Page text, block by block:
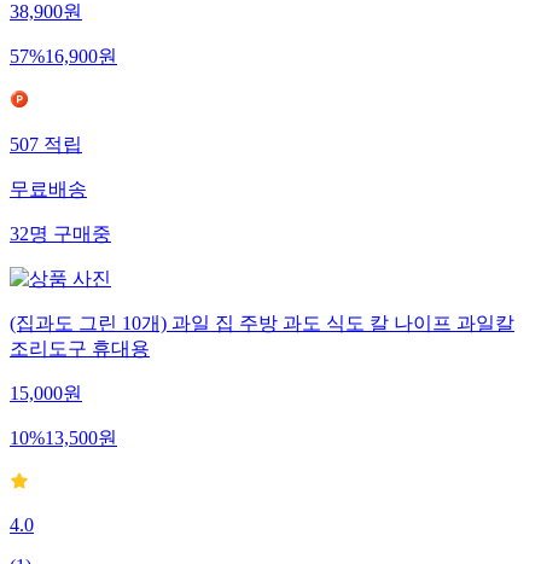
38,900원
57%16,900원
507적립
무료배송
32명구매중
(집과도 그린 10개) 과일 집 주방 과도 식도 칼 나이프 과일칼
조리도구 휴대용
15,000원
10%13,500원
4.0